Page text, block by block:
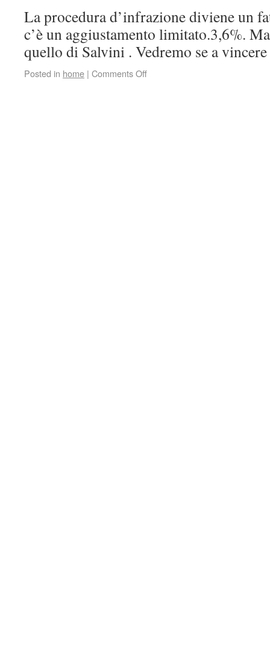
La procedura d’infrazione diviene un
c’è un aggiustamento limitato.3,6%.
quello di Salvini . Vedremo se a
Posted in home | Comments Off